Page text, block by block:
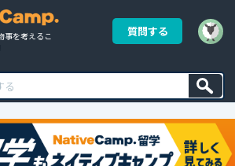
事を考えるこ
質問する